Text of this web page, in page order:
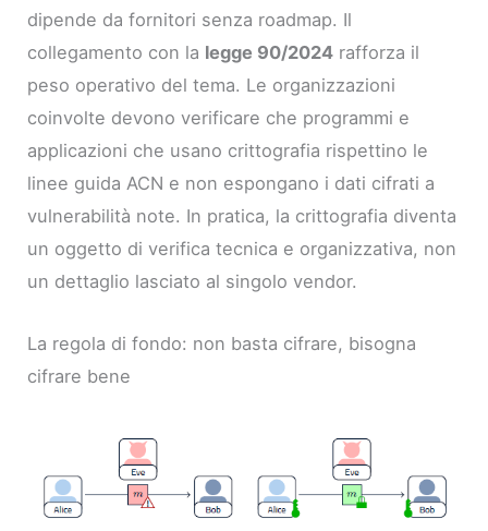
dipende da fornitori senza roadmap. Il
collegamento con la legge 90/2024 rafforza il
peso operativo del tema. Le organizzazioni
coinvolte devono verificare che programmi e
applicazioni che usano crittografia rispettino le
linee guida ACN e non espongano i dati cifrati a
vulnerabilità note. In pratica, la crittografia diventa
un oggetto di verifica tecnica e organizzativa, non
un dettaglio lasciato al singolo vendor.
La regola di fondo: non basta cifrare, bisogna
cifrare bene